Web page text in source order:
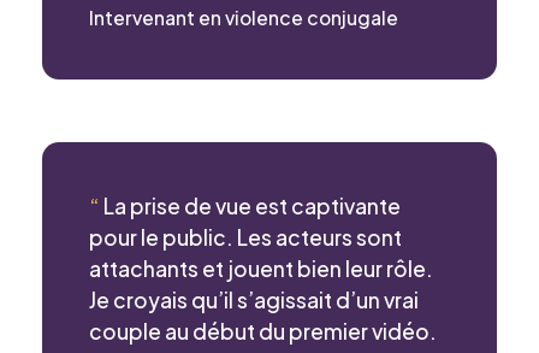
Intervenant en violence conjugale
“ La prise de vue est captivante
pour le public. Les acteurs sont
attachants et jouent bien leur rôle.
Je croyais qu’il s’agissait d’un vrai
couple au début du premier vidéo.
Formulaire
d'intérêt
Le CCEG et ses partenaires sont
régulièrement à la recherche de gens pour
participer à ses projets, études, sondages,